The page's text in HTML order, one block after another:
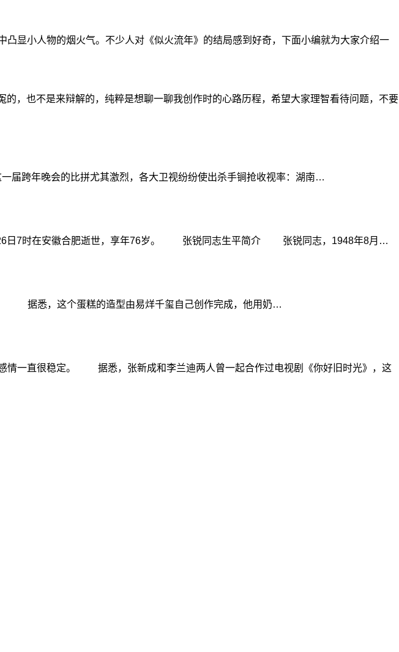
小人物的烟火气。不少人对《似火流年》的结局感到好奇，下面小编就为大家介绍一
不是来辩解的，纯粹是想聊一聊我创作时的心路历程，希望大家理智看待问题，不要
跨年晚会的比拼尤其激烈，各大卫视纷纷使出杀手锏抢收视率：湖南…
26日7时在安徽合肥逝世，享年76岁。 张锐同志生平简介 张锐同志，1948年8月…
据悉，这个蛋糕的造型由易烊千玺自己创作完成，他用奶…
一直很稳定。 据悉，张新成和李兰迪两人曾一起合作过电视剧《你好旧时光》，这